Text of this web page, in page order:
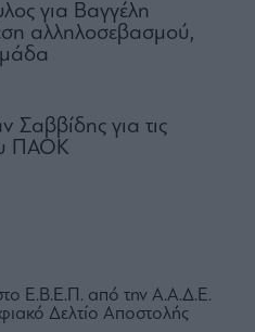
Ε.Β.Ε.Π. από την Α.Α.Δ.Ε.
Δελτίο Αποστολής
για Βαγγέλη
αλληλοσεβασμού,
Σαββίδης για τις
ΠΑΟΚ